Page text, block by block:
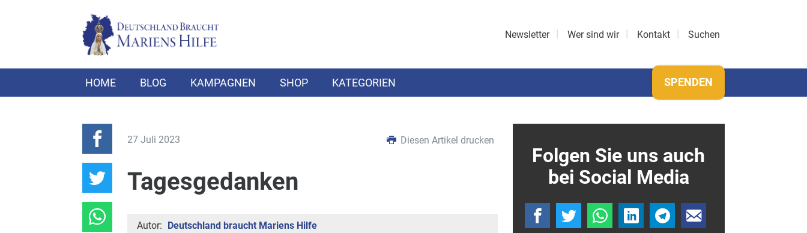
Newsletter Wer sind wir Kontakt Suchen
HOME BLOG KAMPAGNEN SHOP KATEGORIEN SPENDEN
27 Juli 2023 Diesen Artikel drucken
Tagesgedanken
Autor: Deutschland braucht Mariens Hilfe
Folgen Sie uns auch
bei Social Media